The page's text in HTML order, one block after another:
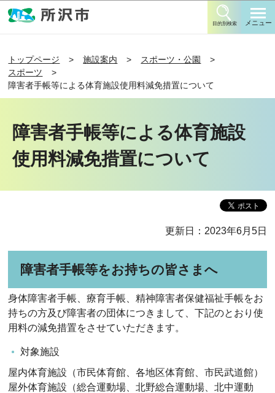
目的別検索 メニュー
トップページ 施設案内
スポーツ・公園
スポーツ
障害者手帳等による体育施設使用料減免措置について
障害者手帳等による体育施設
使用料減免措置について
更新日：2023年6月5日
障害者手帳等をお持ちの皆さまへ
身体障害者手帳、療育手帳、精神障害者保健福祉手帳をお
持ちの方及び障害者の団体につきまして、下記のとおり使
用料の減免措置をさせていただきます。
対象施設
屋内体育施設（市民体育館、各地区体育館、市民武道館）
屋外体育施設（総合運動場、北野総合運動場、北中運動